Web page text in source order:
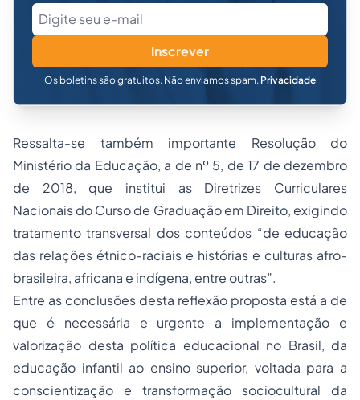
Inscrever
Os boletins são gratuitos. Não enviamos spam. Privacidade
Ressalta-se também importante Resolução do
Ministério da Educação, a de nº 5, de 17 de dezembro
de 2018, que institui as Diretrizes Curriculares
Nacionais do Curso de Graduação em Direito, exigindo
tratamento transversal dos conteúdos “de educação
das relações étnico-raciais e histórias e culturas afro-
brasileira, africana e indígena, entre outras”.
Entre as conclusões desta reflexão proposta está a de
que é necessária e urgente a implementação e
valorização desta política educacional no Brasil, da
educação infantil ao ensino superior, voltada para a
conscientização e transformação sociocultural da